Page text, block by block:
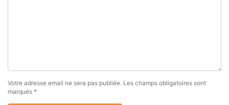
Votre adresse email ne sera pas publiée. Les champs obligatoires sont
marqués *